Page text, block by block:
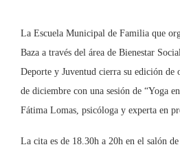
La Escuela Municipal de Familia que
Baza a través del área de Bienestar
Deporte y Juventud cierra su edición
de diciembre con una sesión de “Yoga
Fátima Lomas, psicóloga y experta en
La cita es de 18.30h a 20h en el salón